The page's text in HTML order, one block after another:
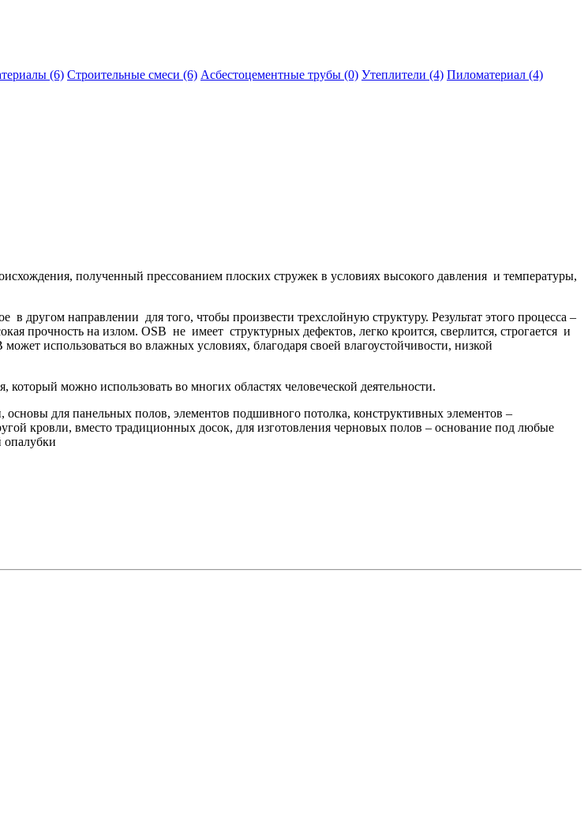
(6) Строительные смеси (6) Асбестоцементные трубы (0) Утеплители (4) Пиломатериал (4)
полученный прессованием плоских стружек в условиях высокого давления и температуры,
направлении для того, чтобы произвести трехслойную структуру. Результат этого процесса –
прочность на излом. OSB не имеет структурных дефектов, легко кроится, сверлится, строгается и
использоваться во влажных условиях, благодаря своей влагоустойчивости, низкой
можно использовать во многих областях человеческой деятельности.
для панельных полов, элементов подшивного потолка, конструктивных элементов –
кровли, вместо традиционных досок, для изготовления черновых полов – основание под любые
опалубки